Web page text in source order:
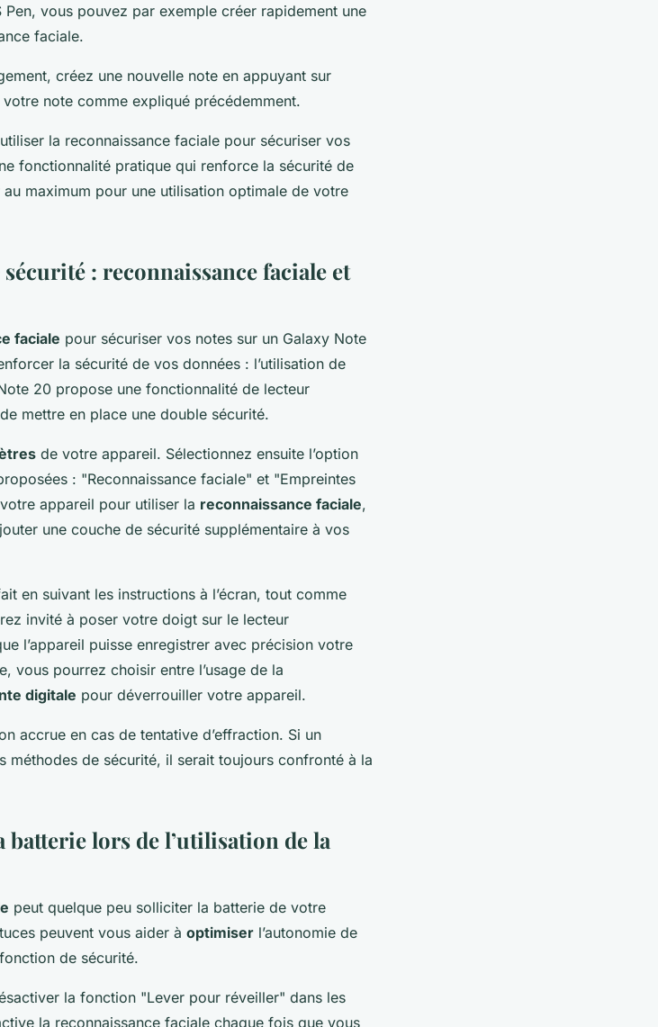
vous pouvez par exemple créer rapidement une
faciale.
créez une nouvelle note en appuyant sur
note comme expliqué précédemment.
la reconnaissance faciale pour sécuriser vos
fonctionnalité pratique qui renforce la sécurité de
au maximum pour une utilisation optimale de votre
: reconnaissance faciale et
faciale pour sécuriser vos notes sur un Galaxy Note
la sécurité de vos données : l’utilisation de
20 propose une fonctionnalité de lecteur
mettre en place une double sécurité.
de votre appareil. Sélectionnez ensuite l’option
: "Reconnaissance faciale" et "Empreintes
appareil pour utiliser la reconnaissance faciale,
une couche de sécurité supplémentaire à vos
en suivant les instructions à l’écran, tout comme
invité à poser votre doigt sur le lecteur
l’appareil puisse enregistrer avec précision votre
vous pourrez choisir entre l’usage de la
digitale pour déverrouiller votre appareil.
accrue en cas de tentative d’effraction. Si un
méthodes de sécurité, il serait toujours confronté à la
lors de l’utilisation de la
peut quelque peu solliciter la batterie de votre
peuvent vous aider à optimiser l’autonomie de
de sécurité.
la fonction "Lever pour réveiller" dans les
la reconnaissance faciale chaque fois que vous